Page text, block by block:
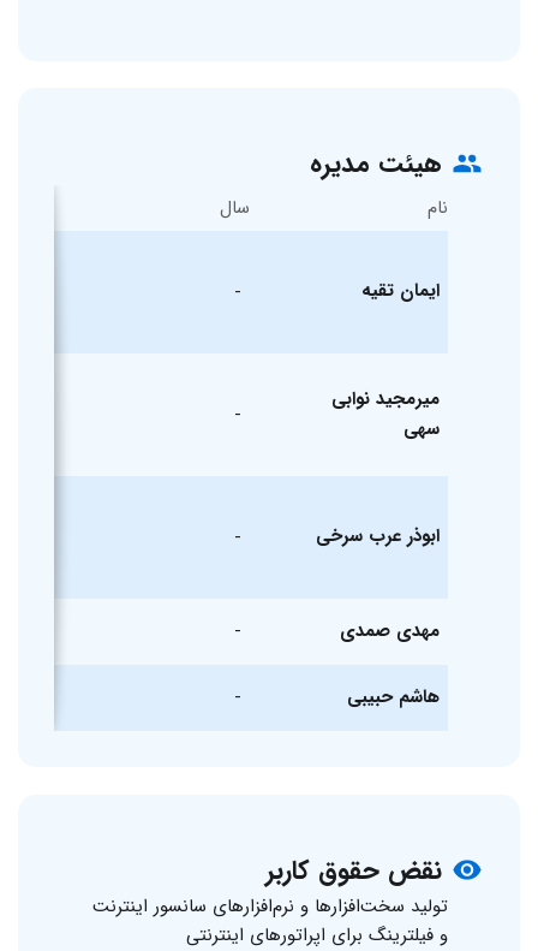
هیئت مدیره
نام سال
ایمان تقیه -
میرمجید نوابی
سهی
-
ابوذر عرب سرخی -
مهدی صمدی -
هاشم حبیبی -
نقض حقوق کاربر
تولید سخت‌افزارها و نرم‌افزارهای سانسور اینترنت
و فیلترینگ برای اپراتورهای اینترنتی